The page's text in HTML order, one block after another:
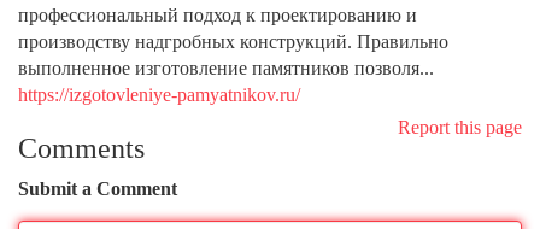
профессиональный подход к проектированию и
производству надгробных конструкций. Правильно
выполненное изготовление памятников позволя...
https://izgotovleniye-pamyatnikov.ru/
Report this page
Comments
Submit a Comment